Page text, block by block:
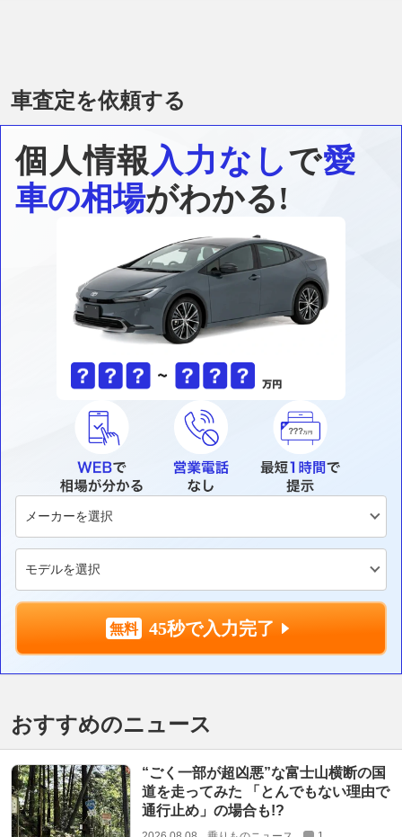
車査定を依頼する
個人情報入力なしで愛
車の相場がわかる!
45秒で入力完了
おすすめのニュース
“ごく一部が超凶悪”な富士山横断の国
道を走ってみた 「とんでもない理由で
通行止め」の場合も!?